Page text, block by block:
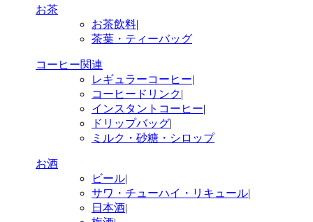
お茶
お茶飲料|
茶葉・ティーバッグ
コーヒー関連
レギュラーコーヒー|
コーヒードリンク|
インスタントコーヒー|
ドリップバッグ|
ミルク・砂糖・シロップ
お酒
ビール|
サワ・チューハイ・リキュール|
日本酒|